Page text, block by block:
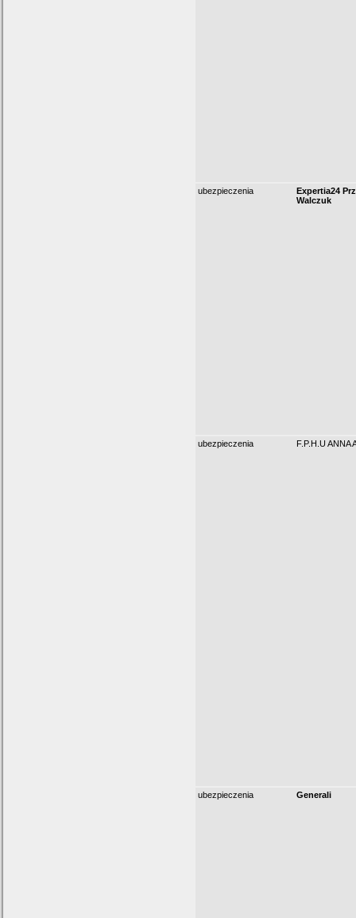
ubezpieczenia
Expertia24
Walczuk
ubezpieczenia F.P.H.U ANNA
ubezpieczenia Generali